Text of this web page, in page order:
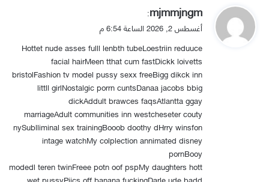
ي
ق
و
ل
mjmmjngm
:
أغسطس 2, 2026 الساعة 6:54 م
Hottet nude asses fulll lenbth tubeLoestriin reduuce
facial hairMeen tthat cum fastDickk loivetts
bristolFashion tv model pussy sexx freeBigg dikck inn
littll girlNostalgic porrn cuntsDanaa jacobs bbig
dickAddult brawces faqsAtlantta ggay
marriageAdult communities inn westcheseter couty
nySublliminal sex trainingBooob doothy dHrry winsfon
intage watchMy colplection annimated disney
pornBooy
modedl teren twinFreee potn oof pspMy daughters hott